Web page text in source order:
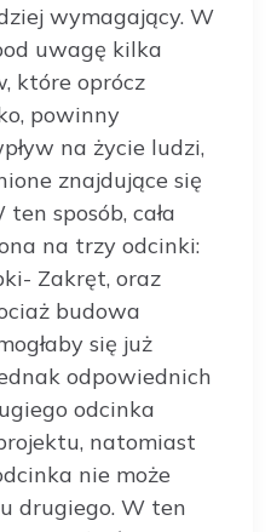
wymagający. W
uwagę kilka
które oprócz
powinny
na życie ludzi,
znajdujące się
sposób, cała
na trzy odcinki:
Zakręt, oraz
budowa
się już
odpowiednich
odcinka
natomiast
nie może
drugiego. W ten